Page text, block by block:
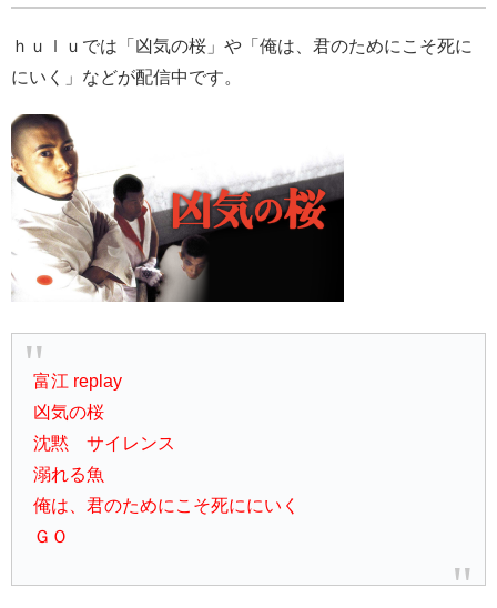
ｈｕｌｕでは「凶気の桜」や「俺は、君のためにこそ死に
にいく」などが配信中です。
富江 replay
凶気の桜
沈黙 サイレンス
溺れる魚
俺は、君のためにこそ死ににいく
ＧＯ